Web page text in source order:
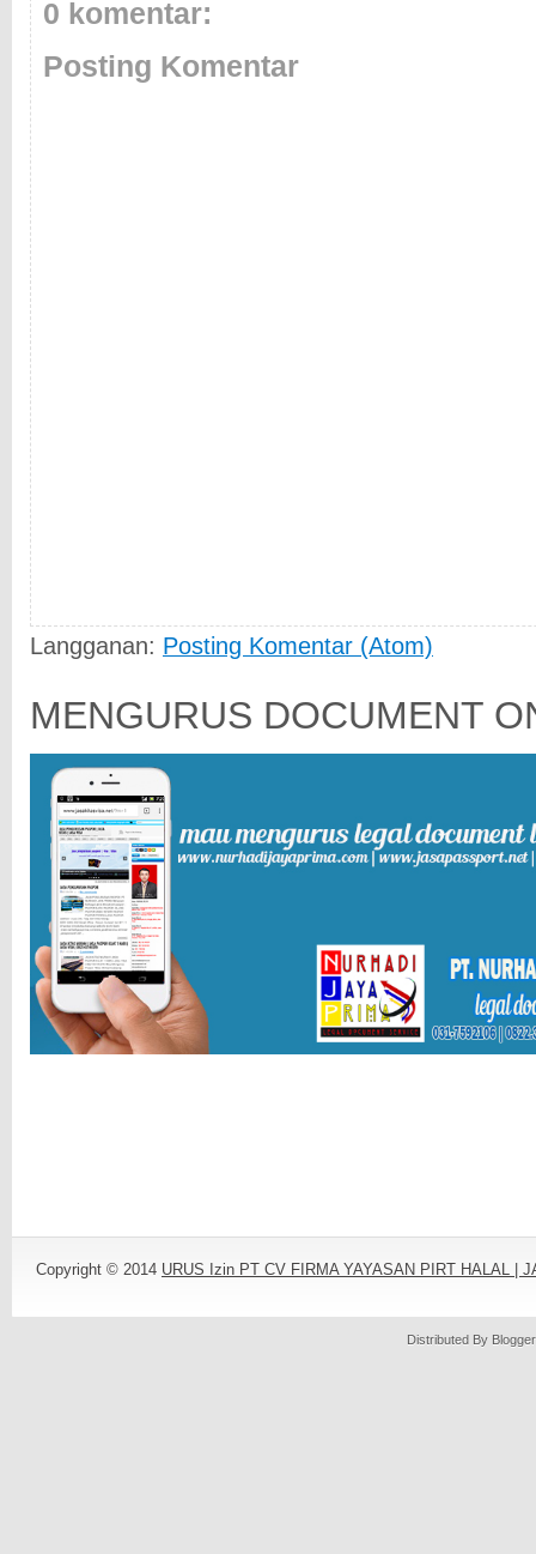
0 komentar:
Posting Komentar
Langganan: Posting Komentar (Atom)
MENGURUS DOCUMENT
Copyright © 2014 URUS Izin PT CV FIRMA YAYASAN PIRT HALAL |
Distributed By